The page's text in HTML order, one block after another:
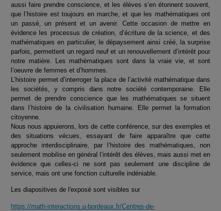
aussi faire prendre conscience, et les élèves s’en étonnent souvent,
que l’histoire est toujours en marche, et que les mathématiques ont
un passé, un présent et un avenir. Cette occasion de mettre en
évidence les processus de création, d’écriture de la science, et des
mathématiques en particulier, le dépaysement ainsi créé, la surprise
parfois, permettent un regard neuf et un renouvellement d’intérêt pour
notre matière. Les mathématiques sont dans la vraie vie, et sont
l’oeuvre de femmes et d’hommes.
L’histoire permet d’interroger la place de l’activité mathématique dans
les sociétés, y compris dans notre société contemporaine. Elle
permet de prendre conscience que les mathématiques se situent
dans l’histoire de la civilisation humaine. Elle permet la formation
citoyenne.
Nous nous appuierons, lors de cette conférence, sur des exemples et
des situations vécues, essayant de faire apparaître que cette
approche interdisciplinaire, par l’histoire des mathématiques, non
seulement mobilise en général l’intérêt des élèves, mais aussi met en
évidence que celles-ci ne sont pas seulement une discipline de
service, mais ont une fonction culturelle indéniable.
Les diapositives de l'exposé sont visibles sur
https://math-interactions.u-bordeaux.fr/Centres-de-